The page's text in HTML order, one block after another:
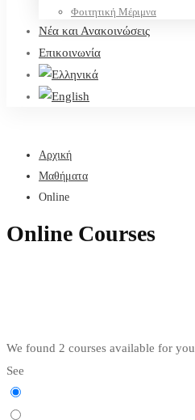
Φοιτητική Μέριμνα
Νέα και Ανακοινώσεις
Επικοινωνία
Αρχική
Μαθήματα
Online
Online Courses
We found 2 courses available for you
See